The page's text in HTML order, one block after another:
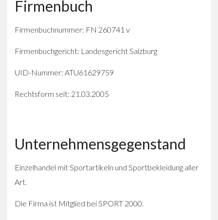
Firmenbuch
Firmenbuchnummer: FN 260741 v
Firmenbuchgericht: Landesgericht Salzburg
UID-Nummer: ATU61629759
Rechtsform seit: 21.03.2005
Unternehmensgegenstand
Einzelhandel mit Sportartikeln und Sportbekleidung aller
Art.
Die Firma ist Mitglied bei SPORT 2000.